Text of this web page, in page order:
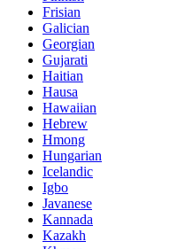
Frisian
Galician
Georgian
Gujarati
Haitian
Hausa
Hawaiian
Hebrew
Hmong
Hungarian
Icelandic
Igbo
Javanese
Kannada
Kazakh